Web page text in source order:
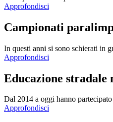
Approfondisci
Campionati
In questi anni si sono schierati in
Approfondisci
Educazione stradale
Dal 2014 a oggi hanno
Approfondisci